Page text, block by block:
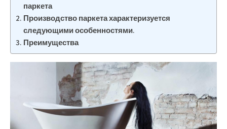
паркета
Производство паркета характеризуется
следующими особенностями.
Преимущества